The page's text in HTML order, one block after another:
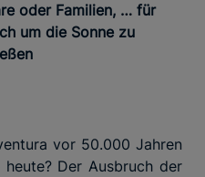
oder Familien, … für
um die Sonne zu
vor 50.000 Jahren
Der Ausbruch der